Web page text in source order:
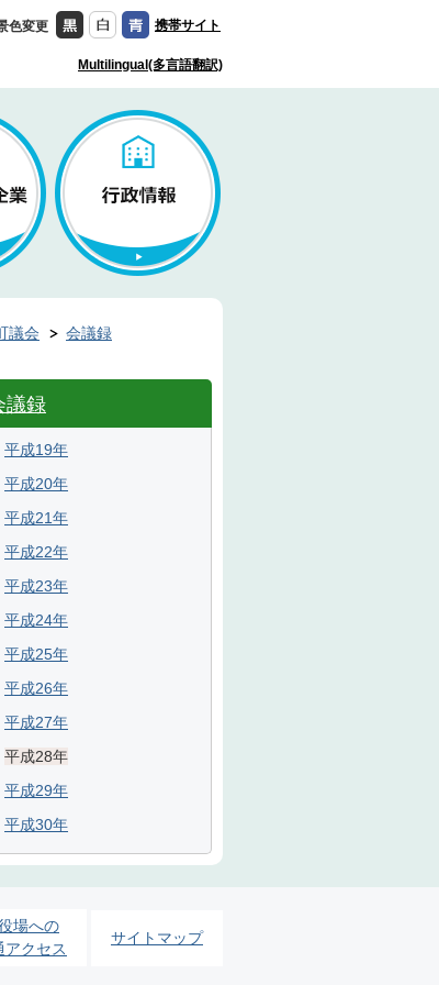
色変更 携帯サイト
Multilingual(多言語翻訳)
議会
会議録
議録
平成19年
平成20年
平成21年
平成22年
平成23年
平成24年
平成25年
平成26年
平成27年
平成28年
平成29年
平成30年
場への
アクセス
サイトマップ